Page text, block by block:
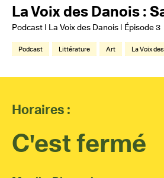
La Voix des Danois :
Podcast | La Voix des Danois | Épisode 3
Podcast Littérature Art La Voix
Horaires :
C'est fermé